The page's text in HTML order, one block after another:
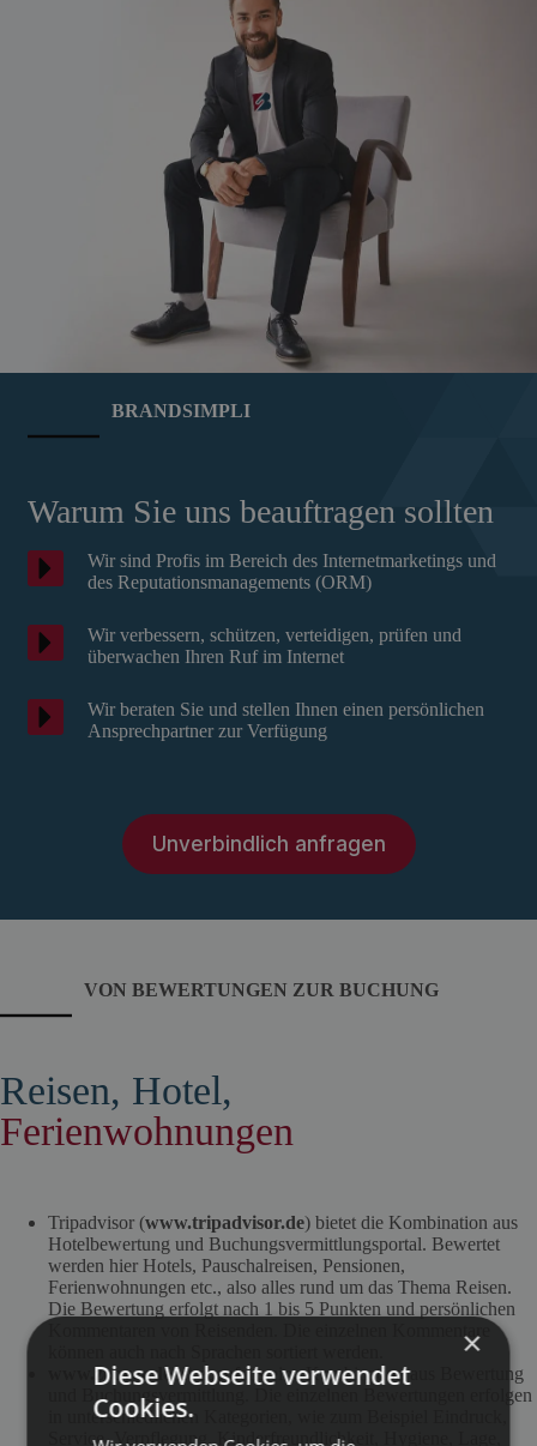
BRANDSIMPLI
Warum Sie uns beauftragen sollten
Wir sind Profis im Bereich des Internetmarketings und
des Reputationsmanagements (ORM)
Wir verbessern, schützen, verteidigen, prüfen und
überwachen Ihren Ruf im Internet
Wir beraten Sie und stellen Ihnen einen persönlichen
Ansprechpartner zur Verfügung
Unverbindlich anfragen
VON BEWERTUNGEN ZUR BUCHUNG
Reisen, Hotel,
Ferienwohnungen
Tripadvisor (www.tripadvisor.de) bietet die Kombination aus
Hotelbewertung und Buchungsvermittlungsportal. Bewertet
werden hier Hotels, Pauschalreisen, Pensionen,
Ferienwohnungen etc., also alles rund um das Thema Reisen.
Die Bewertung erfolgt nach 1 bis 5 Punkten und persönlichen
www.zoover.deist ebenfalls eine Kombination aus Bewertung
und Buchungsvermittlung. Die einzelnen Bewertungen erfolgen
in unterschiedlichen Kategorien, wie zum Beispiel Eindruck,
Service, Verpflegung, Kinderfreundlichkeit, Hygiene, Lage,
×
Diese Webseite verwendet
Cookies.